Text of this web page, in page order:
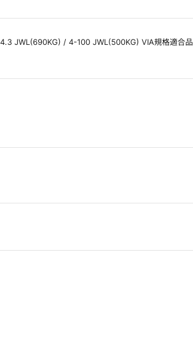
JWL(690KG) / 4-100 JWL(500KG) VIA規格適合品